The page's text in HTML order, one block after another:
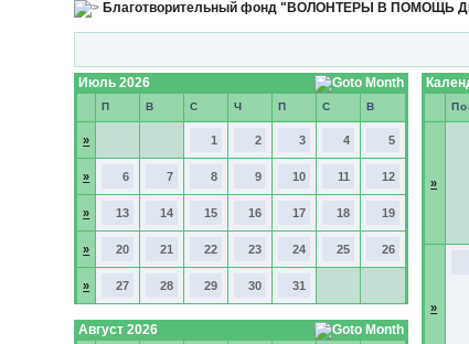
Благотворительный фонд "ВОЛОНТЕРЫ В ПОМОЩЬ
Июль 2026
П В С Ч П С В
» 1 2 3 4 5
» 6 7 8 9 10 11 12
» 13 14 15 16 17 18 19
» 20 21 22 23 24 25 26
» 27 28 29 30 31
Август 2026
»
»